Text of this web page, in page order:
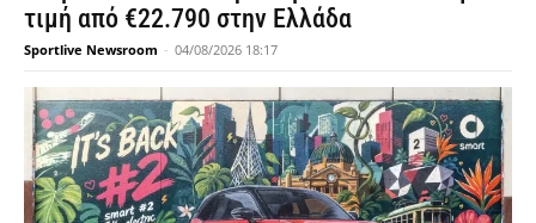
τιμή από €22.790 στην Ελλάδα
Sportlive Newsroom - 04/08/2026 18:17